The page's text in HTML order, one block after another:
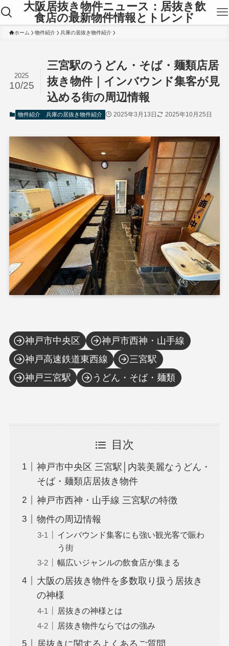
大阪居抜き物件ニュース：居抜き飲
食店の最新物件情報とトレンド
ホーム 物件紹介 兵庫の居抜き物件紹介
三宮駅のうどん・そば・麺類店居
抜き物件｜インバウンド集客が見
込める街の周辺情報
2025
10/25
物件紹介 兵庫の居抜き物件紹介 2025年3月13日 2025年10月25日
神戸市中央区
神戸市西神・山手線
神戸高速鉄道東西線
三宮駅
神戸三宮駅
うどん・そば・麺類
目次
神戸市中央区 三宮駅│内装美麗なうどん・
そば・麺類店居抜き物件
神戸市西神・山手線 三宮駅の特徴
物件の周辺情報
インバウンド集客にも強い観光客で賑わ
う街
幅広いジャンルの飲食店が集まる
大阪の居抜き物件を多数取り扱う居抜き
の神様
居抜きの神様とは
居抜き物件ならではの強み
居抜きに関するよくあるご質問